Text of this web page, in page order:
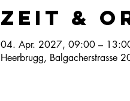
Zeit &
04. Apr. 2027, 09:00 –
Heerbrugg, Balgacherstrasse